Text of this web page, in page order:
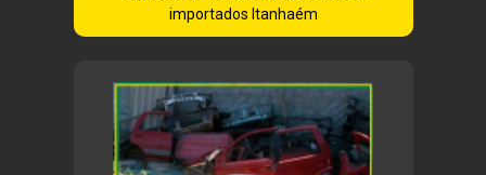
importados Itanhaém